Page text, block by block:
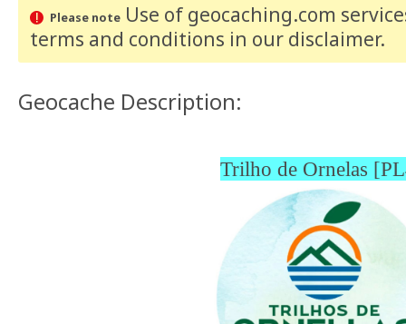
Please noteUse of geocaching.com
terms and conditions in our disclaimer.
Geocache Description:
Trilho de Ornelas